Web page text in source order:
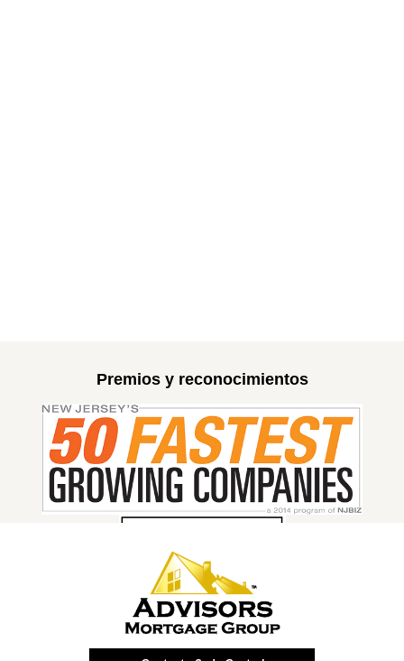
Premios y reconocimientos